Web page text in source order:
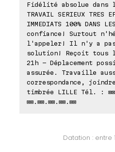
Fidélité absolue dans
TRAVAIL SERIEUX TRES
IMMEDIATS 100% DANS
confiance! Surtout
l'appeler! Il n'y a pas
solution! Reçoit tous
21h - Déplacement
assurée. Travaille
correspondance,
timbrée LILLE Tél. :
⊠⊠.⊠⊠.⊠⊠.⊠⊠.⊠⊠
Datation : entre